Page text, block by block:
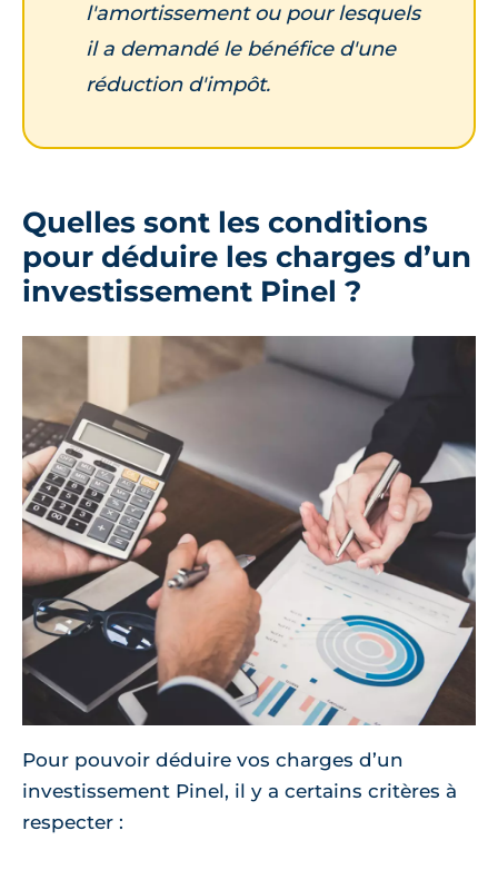
l'amortissement ou pour lesquels
il a demandé le bénéfice d'une
réduction d'impôt.
Quelles sont les conditions
pour déduire les charges d’un
investissement Pinel ?
Pour pouvoir déduire vos charges d’un
investissement Pinel, il y a certains critères à
respecter :